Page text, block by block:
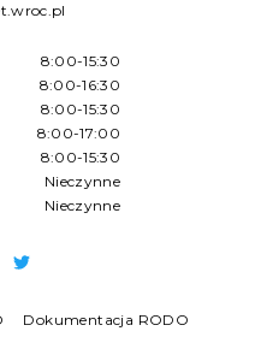
8:00-15:30
8:00-16:30
8:00-15:30
8:00-17:00
8:00-15:30
Nieczynne
Nieczynne
Dokumentacja RODO